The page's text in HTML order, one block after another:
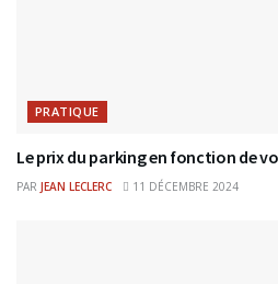
PRATIQUE
Le prix du parking en fonction de
PAR JEAN LECLERC 11 DÉCEMBRE 2024